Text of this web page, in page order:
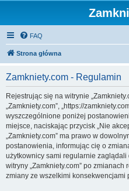
FAQ
Strona główna
Zamkniety.com - Regulamin
Rejestrując się na witrynie
„Zamkniety.com”, „https://
wyszczególnione poniżej
miejsce, naciskając przycisk „Nie
„Zamkniety.com” ma prawo w
postanowienia, informując cię o
użytkownicy sami regularnie
witryny „Zamkniety.com” po
zmiany ze wszelkimi konsekwencjami